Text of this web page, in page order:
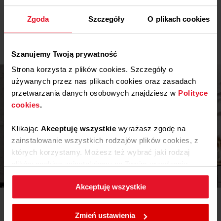
Zgoda Szczegóły O plikach cookies
Szanujemy Twoją prywatność
Strona korzysta z plików cookies. Szczegóły o
używanych przez nas plikach cookies oraz zasadach
przetwarzania danych osobowych znajdziesz w Polityce
cookies.
Klikając Akceptuję wszystkie wyrażasz zgodę na
zainstalowanie wszystkich rodzajów plików cookies, z
których korzystamy. Możesz też wybrać jaki rodzaj
klikającZmień ustawienia.
W każdej chwili możesz zmienić wybrane przez Ciebie
ustawienia plików cookies wchodząc w zakładkę
Akceptuję wszystkie
Zmień ustawienia
lub naczyniach typu wok. Pozwala na szybkie równomierne
smażenie lub gotowanie, bez ryzyka przypalenia,
niedosmażenia czy utraty substancji odżywczych. Tobie
pozostaje tylko pyszna zabawa.
Ostrzeżenia i informacje dotyczące
bezpieczeństwa
Instrukcja obsługi Pobierz
Inspiracje
Potrzebujesz porady? Chcesz trochę więcej poczytać o
naszego świata inspiracji - tam znajdziesz wszystko, co